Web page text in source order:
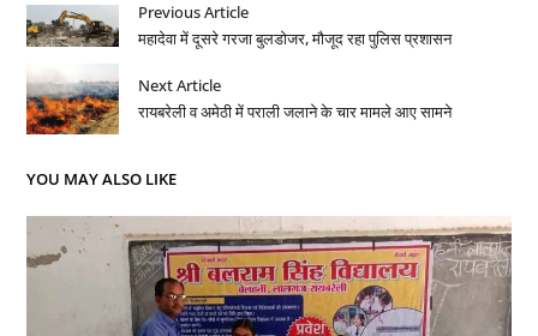
Previous Article
महादेवा में दूसरे गरजा बुलडोजर, मौजूद रहा पुलिस प्रशासन
Next Article
रायबरेली व अमेठी में पराली जलाने के चार मामले आए सामने
YOU MAY ALSO LIKE